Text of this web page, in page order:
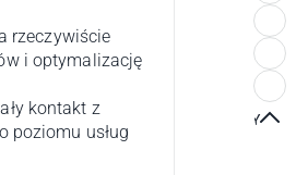
rzeczywiście
i optymalizację
kontakt z
poziomu usług
DLACZEGO WARTO WYBRAĆ NAS?
PORTFOLIO
CO MÓWIĄ KLIENCI?
DO GÓRY